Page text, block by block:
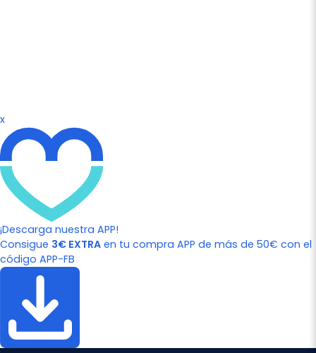
x
¡Descarga nuestra APP!
Consigue 3€ EXTRA en tu compra APP de más de 50€ con el
código APP-FB